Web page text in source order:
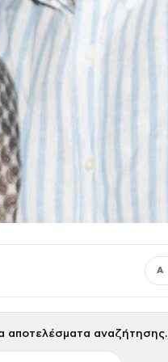
Α
αποτελέσματα αναζήτησης.